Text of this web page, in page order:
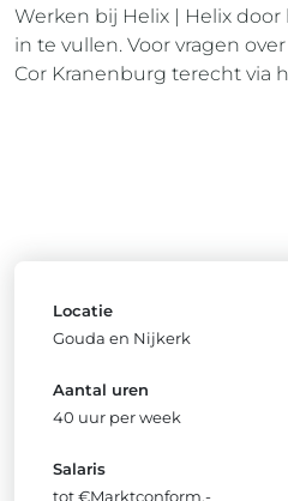
Werken bij Helix | Helix
in te vullen. Voor vragen
Cor Kranenburg terecht via
Locatie
Gouda en Nijkerk
Aantal uren
40 uur per week
Salaris
tot €Marktconform,-